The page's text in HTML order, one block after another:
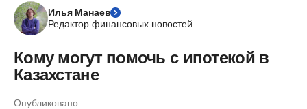
Илья Манаев
Редактор финансовых новостей
Кому могут помочь с ипотекой в
Казахстане
Опубликовано: